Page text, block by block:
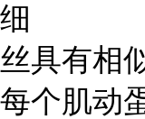
细
丝具有相
每个肌动